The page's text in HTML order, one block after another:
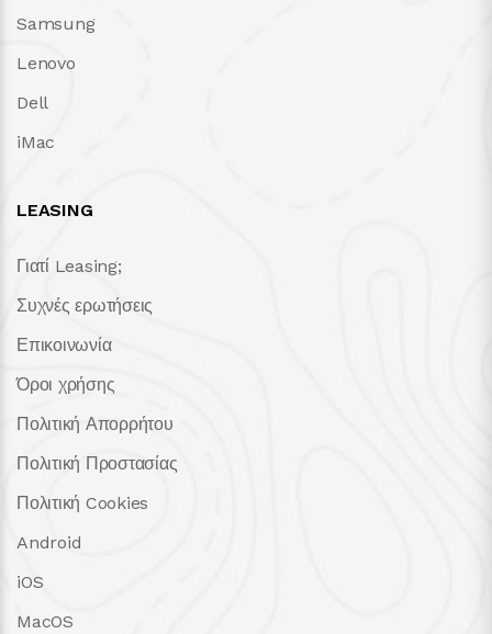
Samsung
Lenovo
Dell
iMac
LEASING
Γιατί Leasing;
Συχνές ερωτήσεις
Επικοινωνία
Όροι χρήσης
Πολιτική Απορρήτου
Πολιτική Προστασίας
Πολιτική Cookies
Android
iOS
MacOS